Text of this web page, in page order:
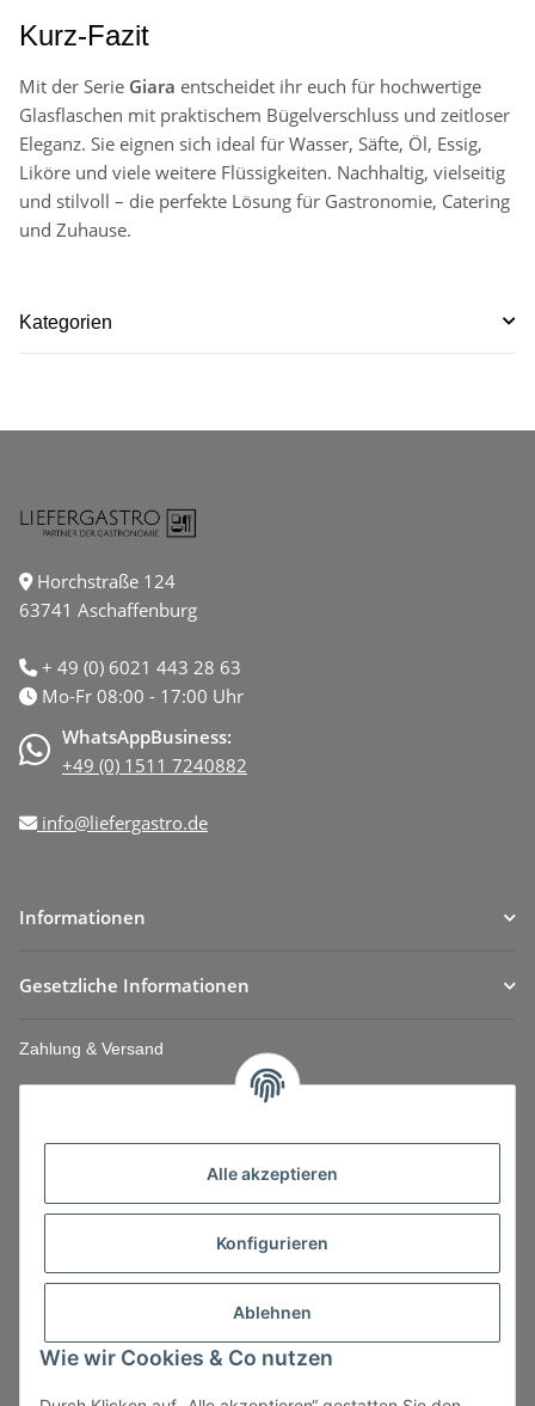
Alle akzeptieren
Konfigurieren
Ablehnen
Wie wir Cookies & Co nutzen
Kurz-Fazit
Mit der Serie Giara entscheidet ihr euch für hochwertige
Glasflaschen mit praktischem Bügelverschluss und zeitloser
Eleganz. Sie eignen sich ideal für Wasser, Säfte, Öl, Essig,
Liköre und viele weitere Flüssigkeiten. Nachhaltig, vielseitig
und stilvoll – die perfekte Lösung für Gastronomie, Catering
und Zuhause.
Kategorien
Horchstraße 124
63741 Aschaffenburg
+ 49 (0) 6021 443 28 63
Mo-Fr 08:00 - 17:00 Uhr
WhatsAppBusiness:
+49 (0) 1511 7240882
info@liefergastro.de
Informationen
Gesetzliche Informationen
Zahlung & Versand